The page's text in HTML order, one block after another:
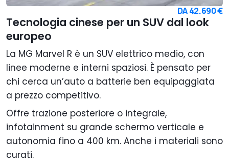
DA42.690 €
Tecnologia cinese per un SUV dal look
europeo
La MG Marvel R è un SUV elettrico medio, con
linee moderne e interni spaziosi. È pensato per
chi cerca un’auto a batterie ben equipaggiata
a prezzo competitivo.
Offre trazione posteriore o integrale,
infotainment su grande schermo verticale e
autonomia fino a 400 km. Anche i materiali sono
curati.